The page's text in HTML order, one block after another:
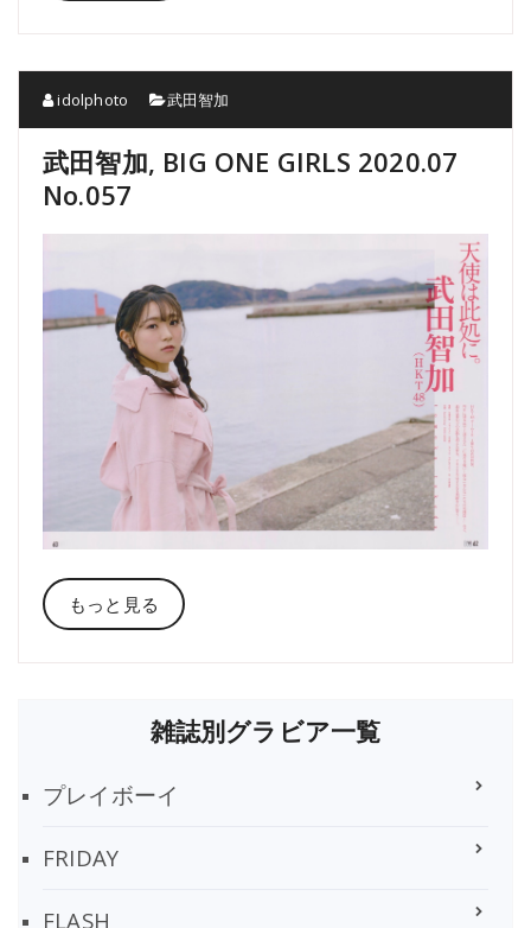
idolphoto 武田智加
武田智加, BIG ONE GIRLS 2020.07
No.057
もっと見る
雑誌別グラビア一覧
プレイボーイ
FRIDAY
FLASH